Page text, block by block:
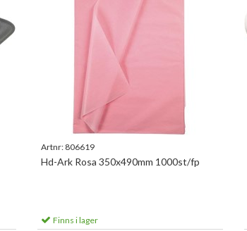
Artnr: 806619
Hd-Ark Rosa 350x490mm 1000st/fp
Finns i lager